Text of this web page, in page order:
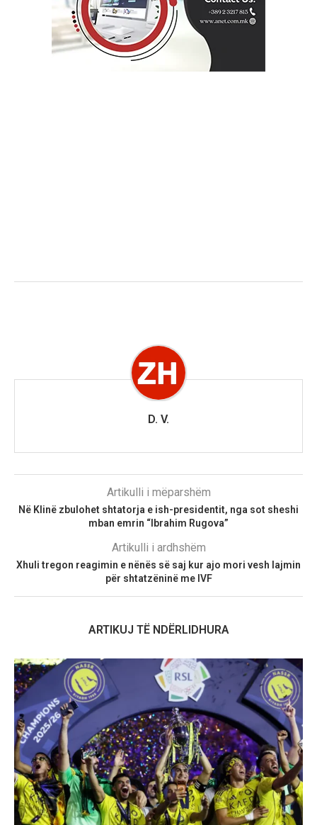
D. V.
Artikulli i mëparshëm
Në Klinë zbulohet shtatorja e ish-presidentit, nga sot sheshi
mban emrin “Ibrahim Rugova”
Artikulli i ardhshëm
Xhuli tregon reagimin e nënës së saj kur ajo mori vesh lajmin
për shtatzëninë me IVF
ARTIKUJ TË NDËRLIDHURA